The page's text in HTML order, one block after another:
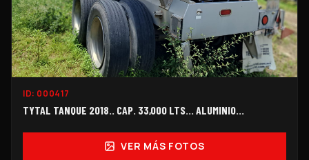
ID: 000417
TYTAL TANQUE 2018.. CAP. 33,000 LTS... ALUMINIO...
VER MÁS FOTOS